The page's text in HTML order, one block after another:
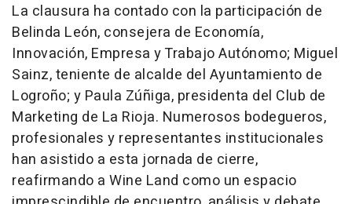
La clausura ha contado con la participación de
Belinda León, consejera de Economía,
Innovación, Empresa y Trabajo Autónomo; Miguel
Sainz, teniente de alcalde del Ayuntamiento de
Logroño; y Paula Zúñiga, presidenta del Club de
Marketing de La Rioja. Numerosos bodegueros,
profesionales y representantes institucionales
han asistido a esta jornada de cierre,
reafirmando a Wine Land como un espacio